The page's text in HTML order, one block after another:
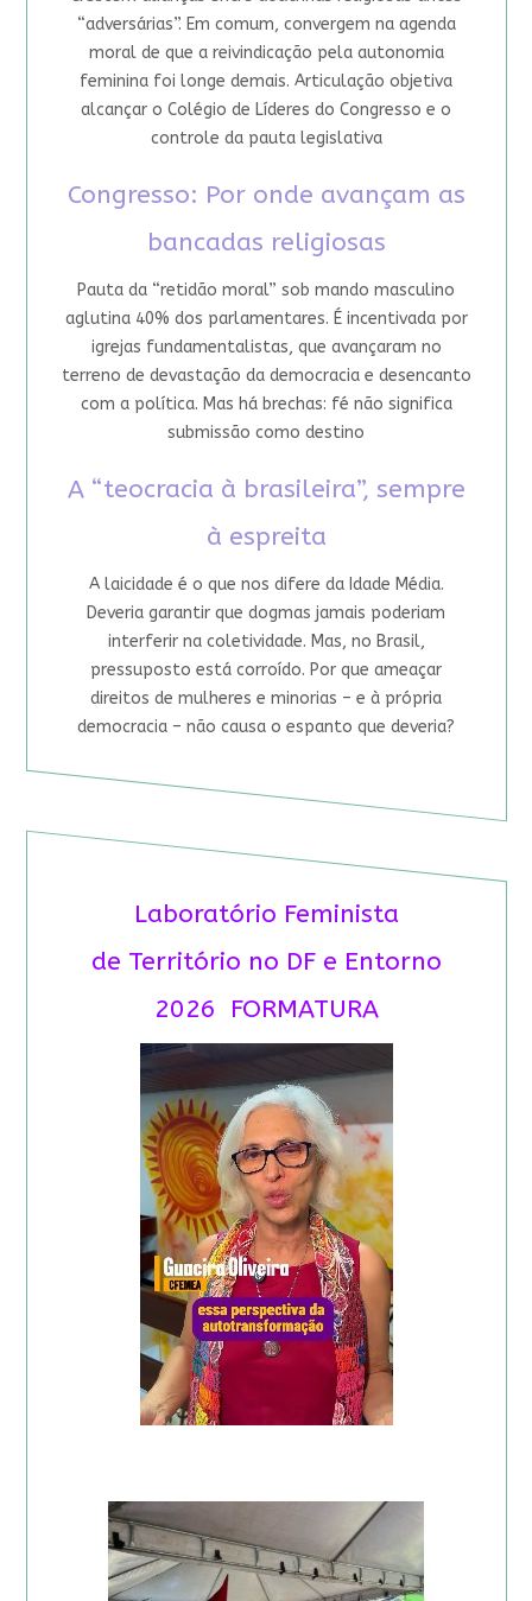
“adversárias”. Em comum, convergem na agenda
moral de que a reivindicação pela autonomia
feminina foi longe demais. Articulação objetiva
alcançar o Colégio de Líderes do Congresso e o
controle da pauta legislativa
Congresso: Por onde avançam as
bancadas religiosas
Pauta da “retidão moral” sob mando masculino
aglutina 40% dos parlamentares. É incentivada por
igrejas fundamentalistas, que avançaram no
terreno de devastação da democracia e desencanto
com a política. Mas há brechas: fé não significa
submissão como destino
A “teocracia à brasileira”, sempre
à espreita
A laicidade é o que nos difere da Idade Média.
Deveria garantir que dogmas jamais poderiam
interferir na coletividade. Mas, no Brasil,
pressuposto está corroído. Por que ameaçar
direitos de mulheres e minorias – e à própria
democracia – não causa o espanto que deveria?
Laboratório Feminista
de Território no DF e Entorno
2026 FORMATURA